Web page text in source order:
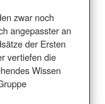
zwar noch
angepasster an
der Ersten
vertiefen die
Wissen